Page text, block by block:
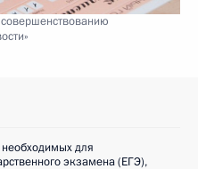
для
экзамена (ЕГЭ),